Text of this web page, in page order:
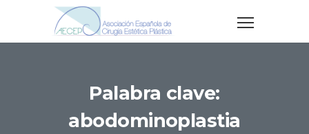
Palabra clave:
abodominoplastia